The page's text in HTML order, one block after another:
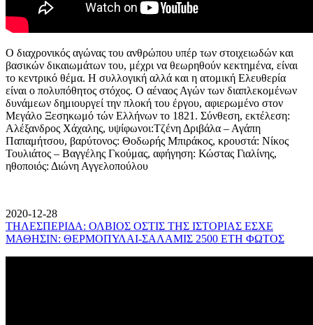
Ο διαχρονικός αγώνας του ανθρώπου υπέρ των στοιχειωδών και
βασικών δικαιωμάτων του, μέχρι να θεωρηθούν κεκτημένα, είναι
το κεντρικό θέμα. Η συλλογική αλλά και η ατομική Ελευθερία
είναι ο πολυπόθητος στόχος. Ο αέναος Αγών των διαπλεκομένων
δυνάμεων δημιουργεί την πλοκή του έργου, αφιερωμένο στον
Μεγάλο Ξεσηκωμό τών Ελλήνων το 1821. Σύνθεση, εκτέλεση:
Αλέξανδρος Χάχαλης, υψίφωνοι:Τζένη Δριβάλα – Αγάπη
Παπαμήτσου, βαρύτονος: Θοδωρής Μπιράκος, κρουστά: Νίκος
Τουλιάτος – Βαγγέλης Γκούμας, αφήγηση: Κώστας Γιαλίνης,
ηθοποιός: Διώνη Αγγελοπούλου
2020-12-28
ΤΗΛΕΣΠΕΡΙΔΑ: ΟΛΒΙΟΣ ΟΣΤΙΣ ΤΗΣ ΙΣΤΟΡΙΑΣ ΕΣΧΕ
ΜΑΘΗΣΙΝ: ΘΕΡΜΟΠΥΛΑΙ-ΣΑΛΑΜΙΣ 2500 ΕΤΗ ΦΩΤΟΣ